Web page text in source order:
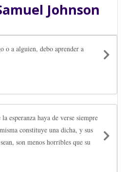
Johnson
o a alguien, debo aprender a
esperanza haya de verse siempre
constituye una dicha, y sus
son menos horribles que su